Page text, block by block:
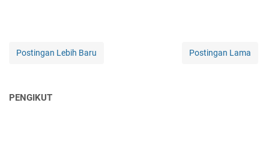
Postingan Lebih Baru Postingan Lama
PENGIKUT